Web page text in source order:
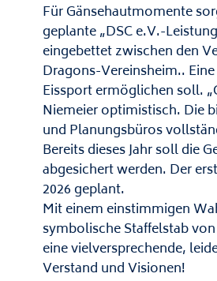
Für Gänsehautmomente
geplante „DSC e.V.-
eingebettet zwischen den
Dragons-Vereinsheim..
Eissport ermöglichen soll.
Niemeier optimistisch. Die
und Planungsbüros
Bereits dieses Jahr soll die
abgesichert werden. Der
2026 geplant.
Mit einem einstimmigen
symbolische Staffelstab
eine vielversprechende,
Verstand und Visionen!